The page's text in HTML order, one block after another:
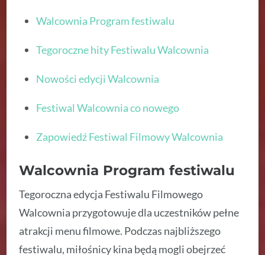
Walcownia Program festiwalu
Tegoroczne hity Festiwalu Walcownia
Nowości edycji Walcownia
Festiwal Walcownia co nowego
Zapowiedź Festiwal Filmowy Walcownia
Walcownia Program festiwalu
Tegoroczna edycja Festiwalu Filmowego
Walcownia przygotowuje dla uczestników pełne
atrakcji menu filmowe. Podczas najbliższego
festiwalu, miłośnicy kina będą mogli obejrzeć